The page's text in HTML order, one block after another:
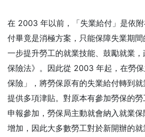
在 2003 年以前，「失業給付」是依
付畢竟是消極方案，只能保障失業期
一步提升勞工的就業技能、鼓勵就業
保險法》。因此從 2003 年起，在勞
保險」，將勞保原有的失業給付轉到
提供多項津貼。 對原本有參加勞保的
申報參加，勞保局主動就會納入就業
增加，因此大多數勞工對於新開辦的